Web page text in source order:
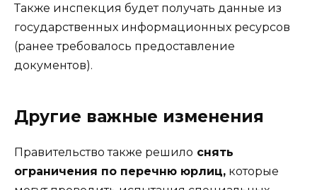
Также инспекция будет получать данные из
государственных информационных ресурсов
(ранее требовалось предоставление
документов).
Другие важные изменения
Правительство также решило снять
ограничения по перечню юрлиц, которые